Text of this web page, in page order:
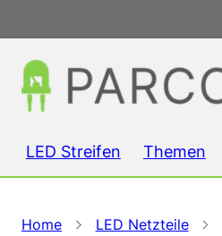
LED Streifen Themen
Home LED Netzteile